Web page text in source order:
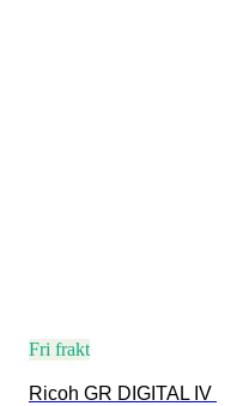
Fri frakt
Ricoh GR DIGITAL IV